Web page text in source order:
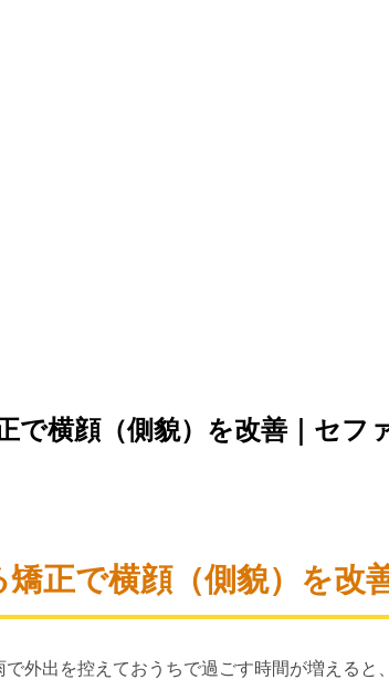
で横顔（側貌）を改善｜セフ
正で横顔（側貌）を
外出を控えておうちで過ごす時間が増える